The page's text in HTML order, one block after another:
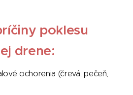
poklesu
drene:
ochorenia (črevá, pečeň,